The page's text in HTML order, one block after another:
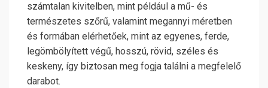
számtalan kivitelben, mint például a mű- és
természetes szőrű, valamint megannyi méretben
és formában elérhetőek, mint az egyenes, ferde,
legömbölyített végű, hosszú, rövid, széles és
keskeny, így biztosan meg fogja találni a megfelelő
darabot.